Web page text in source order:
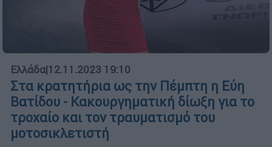
Ελλάδα|12.11.2023 19:10
Στα κρατητήρια ως την Πέμπτη η Εύη
Βατίδου - Κακουργηματική δίωξη για το
τροχαίο και τον τραυματισμό του
μοτοσικλετιστή